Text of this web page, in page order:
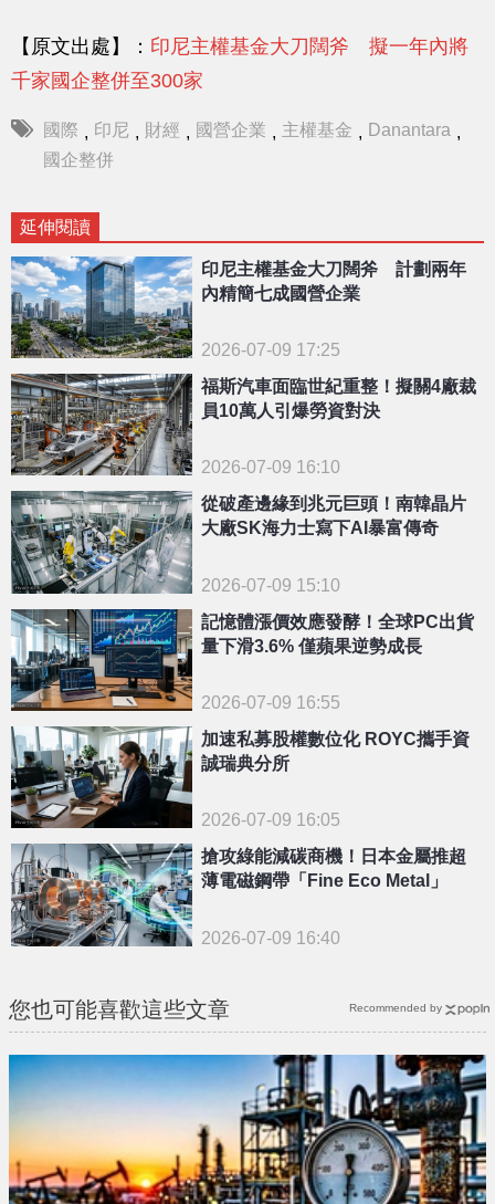
【原文出處】： 印尼主權基金大刀闊斧 擬一年內將
千家國企整併至300家
國際 , 印尼 , 財經 , 國營企業 , 主權基金 , Danantara ,
國企整併
延伸閱讀
印尼主權基金大刀闊斧 計劃兩年
內精簡七成國營企業
2026-07-09 17:25
福斯汽車面臨世紀重整！擬關4廠裁
員10萬人引爆勞資對決
2026-07-09 16:10
從破產邊緣到兆元巨頭！南韓晶片
大廠SK海力士寫下AI暴富傳奇
2026-07-09 15:10
記憶體漲價效應發酵！全球PC出貨
量下滑3.6% 僅蘋果逆勢成長
2026-07-09 16:55
加速私募股權數位化 ROYC攜手資
誠瑞典分所
2026-07-09 16:05
搶攻綠能減碳商機！日本金屬推超
薄電磁鋼帶「Fine Eco Metal」
2026-07-09 16:40
您也可能喜歡這些文章 Recommended by